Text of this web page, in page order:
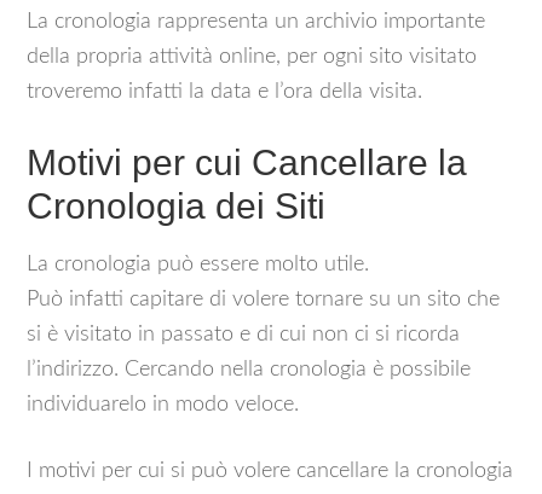
La cronologia rappresenta un archivio importante
della propria attività online, per ogni sito visitato
troveremo infatti la data e l’ora della visita.
Motivi per cui Cancellare la
Cronologia dei Siti
La cronologia può essere molto utile.
Può infatti capitare di volere tornare su un sito che
si è visitato in passato e di cui non ci si ricorda
l’indirizzo. Cercando nella cronologia è possibile
individuarelo in modo veloce.
I motivi per cui si può volere cancellare la cronologia